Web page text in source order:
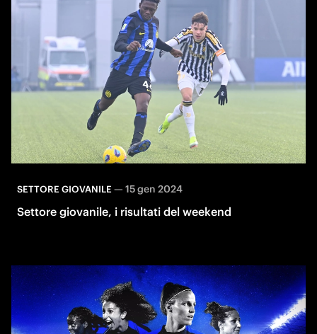
SETTORE GIOVANILE— 15 gen 2024
Settore giovanile, i risultati del weekend